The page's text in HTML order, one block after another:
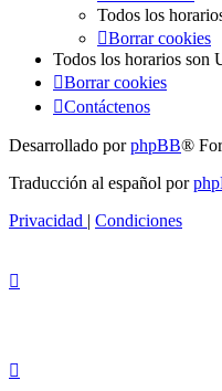
Todos los
Borrar cookies
Todos los horarios son
Borrar cookies
Contáctenos
Desarrollado porphpBB®
Traducción al español por
Privacidad | Condiciones